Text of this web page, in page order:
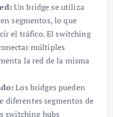
Un bridge se utiliza
segmentos, lo que
el tráfico. El switching
múltiples
la red de la misma
Los bridges pueden
segmentos de
switching hubs